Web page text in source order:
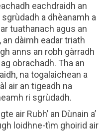
eachdraidh an
a dhèanamh a
tuathanach agus an
dàimh eadar triath
anns an robh gàrradh
obrachadh. Tha an
na togalaichean a
air an tigeadh na
ri sgrùdadh.
air Rubh’ an Dùnain a’
loidhne-tìm ghoirid air